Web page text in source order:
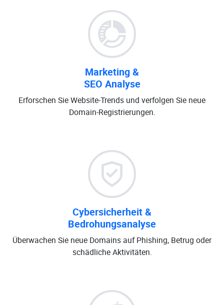
Marketing &
SEO Analyse
Erforschen Sie Website-Trends und verfolgen Sie neue
Domain-Registrierungen.
Cybersicherheit &
Bedrohungsanalyse
Überwachen Sie neue Domains auf Phishing, Betrug oder
schädliche Aktivitäten.